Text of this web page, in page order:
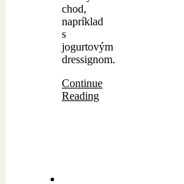
chod,
napríklad
s
jogurtovým
dressignom.
Continue
Reading